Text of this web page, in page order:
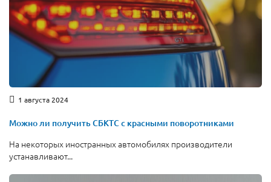
1 августа 2024
Можно ли получить СБКТС с красными поворотниками
На некоторых иностранных автомобилях производители
устанавливают...